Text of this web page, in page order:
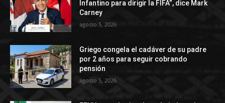
Infantino para dirigir la FIFA”, dice Mark
Carney
agosto 5, 2026
Griego congela el cadáver de su padre
por 2 años para seguir cobrando
pensión
agosto 5, 2026